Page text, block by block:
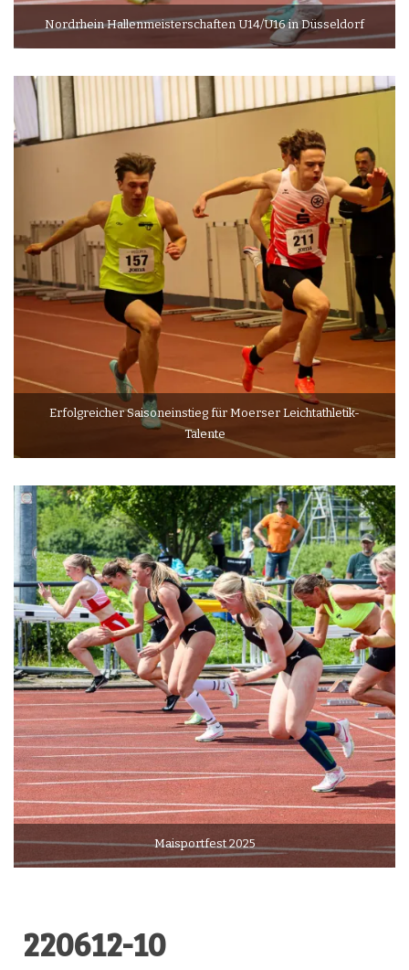
Nordrhein Hallenmeisterschaften U14/U16 in Düsseldorf
Erfolgreicher Saisoneinstieg für Moerser Leichtathletik-
Talente
Maisportfest 2025
220612-10